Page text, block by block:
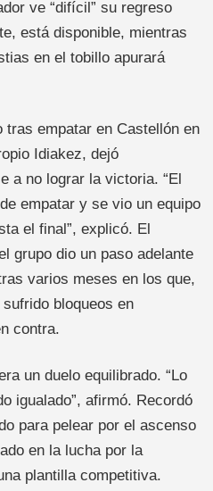
ve “difícil” su regreso
está disponible, mientras
en el tobillo apurará
tras empatar en Castellón en
Idiakez, dejó
a no lograr la victoria. “El
empatar y se vio un equipo
el final”, explicó. El
grupo dio un paso adelante
varios meses en los que,
bloqueos en
contra.
un duelo equilibrado. “Lo
igualado”, afirmó. Recordó
para pelear por el ascenso
en la lucha por la
plantilla competitiva.